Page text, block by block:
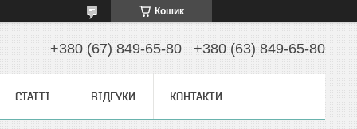
Кошик
+380 (67) 849-65-80 +380 (63) 849-65-80
СТАТТІ ВІДГУКИ КОНТАКТИ